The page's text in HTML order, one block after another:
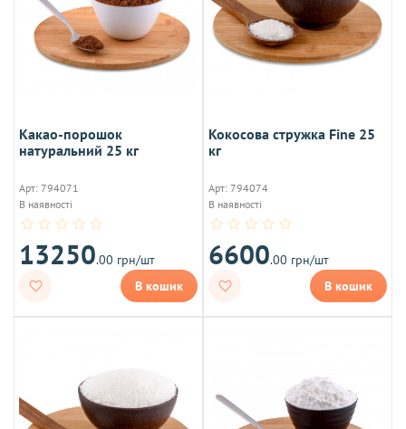
Какао-порошок
натуральний 25 кг
Арт: 794071
В наявності
13250.00 грн/шт
В кошик
Кокосова стружка Fine 25
кг
Арт: 794074
В наявності
6600.00 грн/шт
В кошик